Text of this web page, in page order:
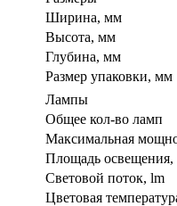
Ширина, мм
Высота, мм
Глубина, мм
Размер упаковки, мм
Лампы
Общее кол-во ламп
Максимальная
Площадь освещения,
Световой поток, lm
Цветовая